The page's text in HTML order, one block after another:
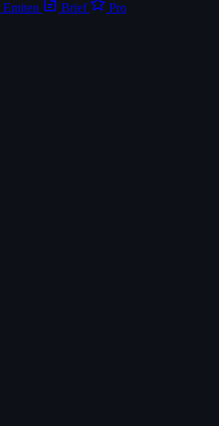
Emiten Brief Pro